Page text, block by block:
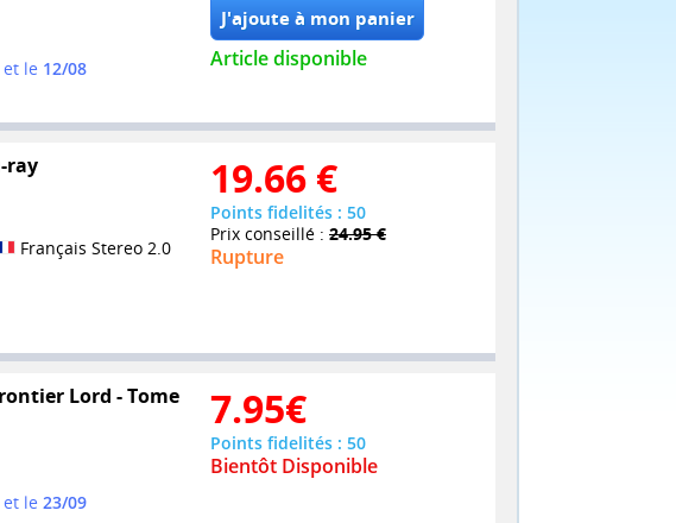
le 12/08
Article disponible
ray
Français Stereo 2.0
19.66 €
Points fidelités : 50
Prix conseillé : 24.95 €
Rupture
Lord - Tome
le 23/09
7.95€
Points fidelités : 50
Bientôt Disponible